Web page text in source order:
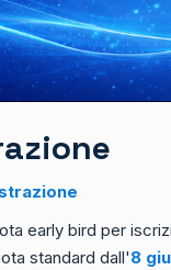
early bird per
standard dall'8